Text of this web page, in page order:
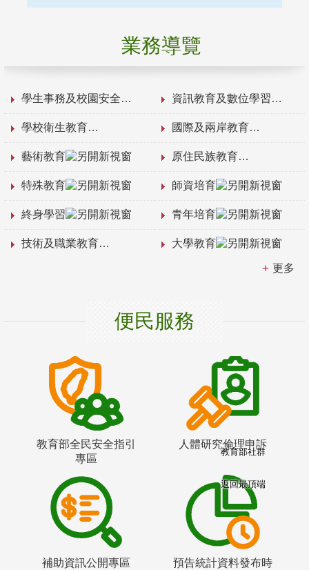
業務導覽
學生事務及校園安全 資訊教育及數位學習
學校衛生教育 國際及兩岸教育
藝術教育 原住民族教育
特殊教育 師資培育
終身學習 青年培育
技術及職業教育 大學教育
更多
便民服務
教育部全民安全指引
專區
人體研究倫理申訴
補助資訊公開專區
預告統計資料發布時
教育部社群
返回最頂端